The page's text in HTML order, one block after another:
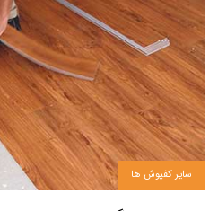
سایر کفپوش ها